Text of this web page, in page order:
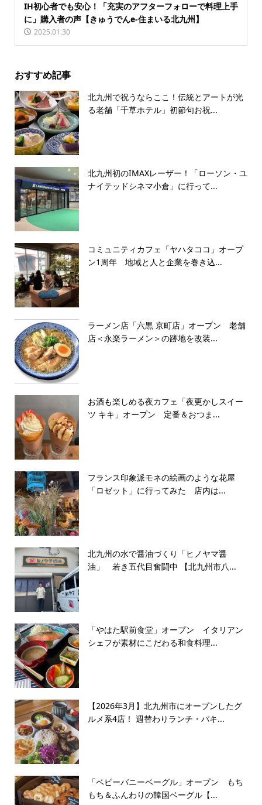
IH初心者でも安心！「充実のアフターフォローで料理上手
に」購入者の声【きゅうでんe-住まいる北九州】
2025.01.30
おすすめ記事
北九州で祝うならここ！伝統とアートが光
る老舗「千草ホテル」初節句お祝...
北九州初のIMAXレーザー！「ローソン・ユ
ナイテッドシネマ小倉」に行って...
コミュニティカフェ「ヤハタココ」オープ
ン1周年 地域と人と企業を巻き込...
ラーメン店「六黒 京町店」オープン 老舗
店＜永楽ラーメン＞の跡地を改装...
お酒も楽しめる夜カフェ「夜更かしスイー
ツ キキ」オープン 定番＆おつま...
フランス印象派モネの絵画のような花屋
「ロゼット」に行ってみた 店内は...
北九州の水で醤油づくり「ヒノヤマ醤
油」 若き五代目奮闘中 【北九州市八...
「やはた駅前食堂」オープン イタリアン
シェフが素材にこだわる和食料理...
【2026年3月】北九州市にオープンしたグ
ルメ系4店！ 週替わりランチ・パキ...
「ベビーバニーベーグル」オープン もち
もち＆ふんわりの韓国ベーグル【...